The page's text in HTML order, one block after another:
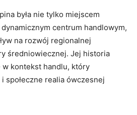
‍była nie tylko miejscem
centrum handlowym,
​na rozwój regionalnej
⁤średniowiecznej. Jej⁣ historia
kontekst handlu, który
i społeczne realia ówczesnej